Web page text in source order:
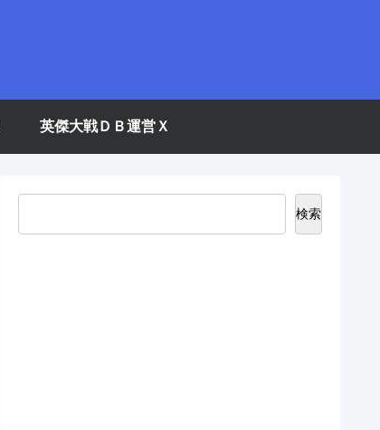
英傑大戦ＤＢ運営Ｘ
検索